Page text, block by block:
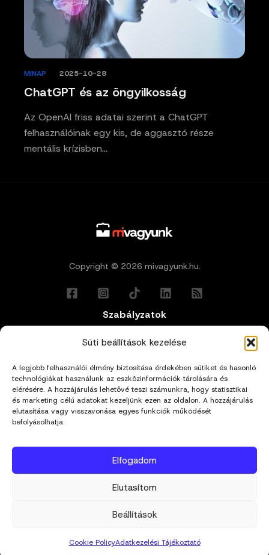
Süti beállítások kezelése
A legjobb felhasználói élmény biztosítása érdekében sütiket és hasonló
technológiákat használunk az eszközinformációk tárolására és
elérésére. A hozzájárulás lehetővé teszi számunkra, hogy statisztikai
és marketing célú adatokat kezeljünk ezen az oldalon. A hozzájárulás
elutasítása vagy visszavonása egyes funkciók működését
befolyásolhatja.
Elfogadom
Elutasítom
Beállítások
Cookie PolicyAdatkezelési Tájékoztató
ChatGPT és az öngyilkosság
MINAP 2025-10-28
Az OpenAI friss adatai szerint a ChatGPT
felhasználóinak egy kis, de aggasztó része
mentális krízisben…
Copyright © 2026 mivagyunk.hu.
Szabályzatok
Általános Felhasználási Feltételek
Adatkezelési Tájékoztató
Impresszum
Kapcsolat
hello@mivagyunk.hu